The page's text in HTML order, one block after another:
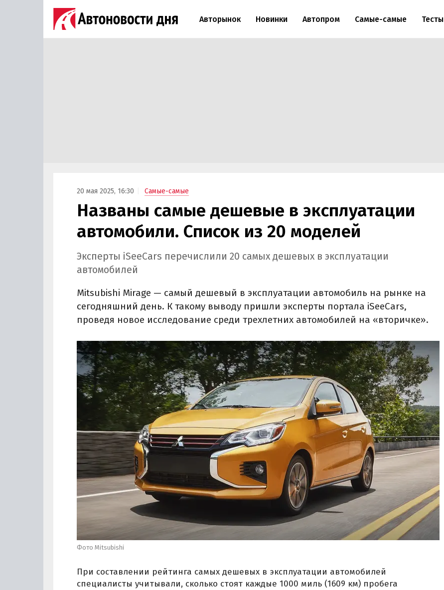
Авторынок Новинки Автопром Самые-самые Тесты
20 мая 2025, 16:30 Самые-самые
Названы самые дешевые в эксплуатации
автомобили. Список из 20 моделей
Эксперты iSeeCars перечислили 20 самых дешевых в эксплуатации
автомобилей
Mitsubishi Mirage — самый дешевый в эксплуатации автомобиль на рынке на
сегодняшний день. К такому выводу пришли эксперты портала iSeeCars,
проведя новое исследование среди трехлетних автомобилей на «вторичке».
Фото Mitsubishi
При составлении рейтинга самых дешевых в эксплуатации автомобилей
специалисты учитывали, сколько стоят каждые 1000 миль (1609 км) пробега